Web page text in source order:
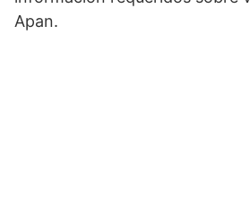
Apan.